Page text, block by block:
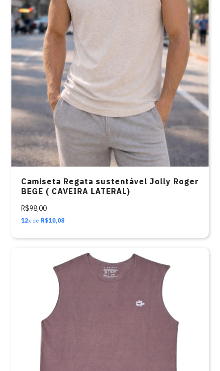
Camiseta Regata sustentável Jolly Roger
BEGE ( CAVEIRA LATERAL)
R$98,00
12x de R$10,08